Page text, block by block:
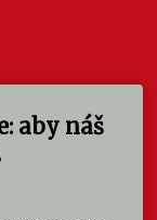
aby náš